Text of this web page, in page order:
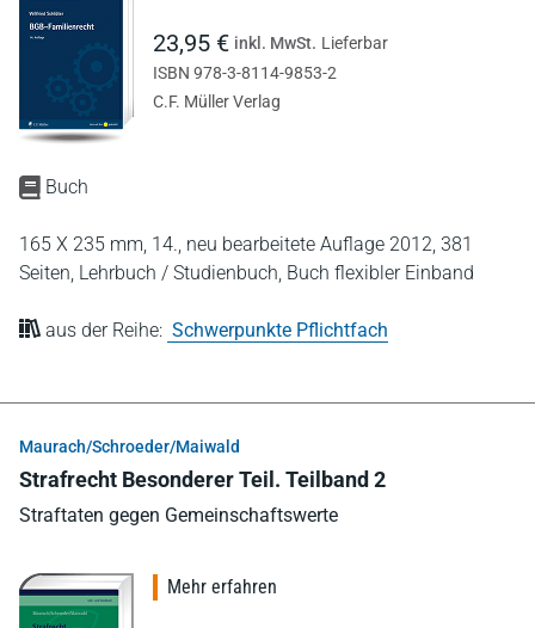
Buch
165 X 235 mm, 14., neu bearbeitete Auflage 2012, 381
Seiten, Lehrbuch / Studienbuch, Buch flexibler Einband
aus der Reihe: Schwerpunkte Pflichtfach
23,95 € inkl. MwSt. Lieferbar
ISBN 978-3-8114-9853-2
C.F. Müller Verlag
Maurach/Schroeder/Maiwald
Strafrecht Besonderer Teil. Teilband 2
Straftaten gegen Gemeinschaftswerte
Mehr erfahren